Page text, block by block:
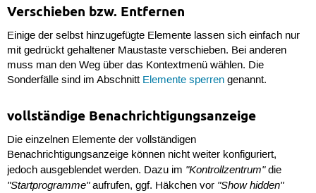
Verschieben bzw. Entfernen
Einige der selbst hinzugefügte Elemente lassen sich einfach nur
mit gedrückt gehaltener Maustaste verschieben. Bei anderen
muss man den Weg über das Kontextmenü wählen. Die
Sonderfälle sind im Abschnitt Elemente sperrengenannt.
vollständige Benachrichtigungsanzeige
Die einzelnen Elemente der vollständigen
Benachrichtigungsanzeige können nicht weiter konfiguriert,
jedoch ausgeblendet werden. Dazu im "Kontrollzentrum"die
"Startprogramme"aufrufen, ggf. Häkchen vor "Show hidden"